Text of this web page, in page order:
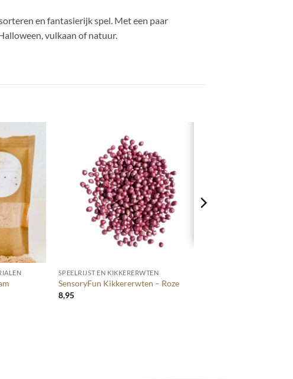
en fantasierijk spel. Met een paar
vulkaan of natuur.
SPEELRIJST EN KIKKERERWTEN
SensoryFun Kikkererwten – Roze
8,95